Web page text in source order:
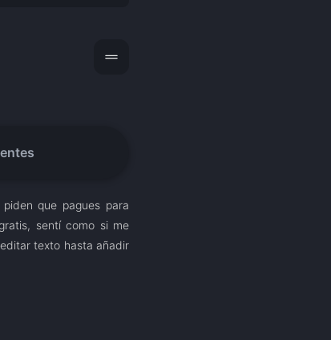
drag_handle
que pagues para
sentí como si me
texto hasta añadir